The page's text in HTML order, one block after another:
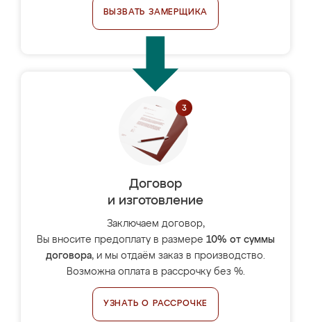
ВЫЗВАТЬ ЗАМЕРЩИКА
Договор
и изготовление
Заключаем договор,
Вы вносите предоплату в размере 10% от суммы
договора, и мы отдаём заказ в производство.
Возможна оплата в рассрочку без %.
УЗНАТЬ О РАССРОЧКЕ